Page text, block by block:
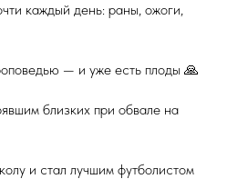
каждый день: раны, ожоги,
— и уже есть плоды 🙏
близких при обвале на
и стал лучшим футболистом